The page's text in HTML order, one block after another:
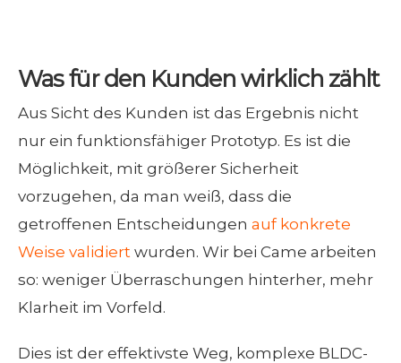
Was für den Kunden wirklich zählt
Aus Sicht des Kunden ist das Ergebnis nicht
nur ein funktionsfähiger Prototyp. Es ist die
Möglichkeit, mit größerer Sicherheit
vorzugehen, da man weiß, dass die
getroffenen Entscheidungen auf konkrete
Weise validiert wurden. Wir bei Came arbeiten
so: weniger Überraschungen hinterher, mehr
Klarheit im Vorfeld.
Dies ist der effektivste Weg, komplexe BLDC-